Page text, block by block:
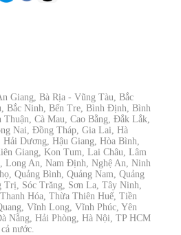
Giang, Bà Rịa - Vũng Tàu, Bắc
Bắc Ninh, Bến Tre, Bình Định, Bình
Cà Mau, Cao Bằng, Đắk Lắk,
Nai, Đồng Tháp, Gia Lai, Hà
Dương, Hậu Giang, Hòa Bình,
Giang, Kon Tum, Lai Châu, Lâm
Long An, Nam Định, Nghệ An, Ninh
Quảng Bình, Quảng Nam, Quảng
Trị, Sóc Trăng, Sơn La, Tây Ninh,
Hóa, Thừa Thiên Huế, Tiền
Vĩnh Long, Vĩnh Phúc, Yên
Nẵng, Hải Phòng, Hà Nội, TP HCM
nước.